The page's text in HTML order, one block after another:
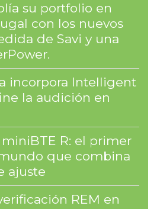
su portfolio en
con los nuevos
de Savi y una
incorpora Intelligent
la audición en
R: el primer
que combina
ajuste
REM en